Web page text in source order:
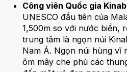
Công viên Quốc gia
UNESCO đầu tiên của
1,500m so với nước biển,
trung tâm là ngọn núi
Nam Á. Ngọn núi hùng vĩ
ôm mây che phủ các